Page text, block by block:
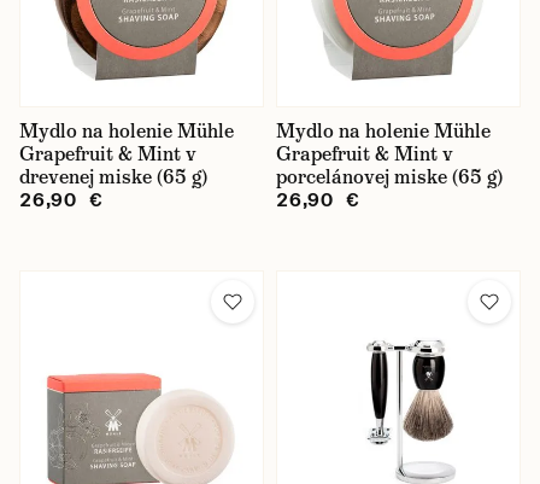
Mydlo na holenie Mühle
Grapefruit & Mint v
drevenej miske (65 g)
26,90 €
Mydlo na holenie Mühle
Grapefruit & Mint v
porcelánovej miske (65 g)
26,90 €